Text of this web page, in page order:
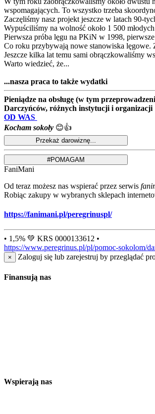
wspomagających. To wszystko trzeba
Zaczęliśmy nasz projekt jeszcze w latach 90-
Wypuściliśmy na wolność około 1 500
Pierwsza próba lęgu na PKiN w 1998,
Co roku przybywają nowe stanowiska lęgowe.
Jeszcze kilka lat temu sami obrączkowaliśmy
Warto wiedzieć, że...
...nasza praca to także wydatki
Pieniądze na obsługę (w tym
Darczyńców, różnych instytucji i organizacji
OD WAS
Kocham sokoły 😊👍
FaniMani
Od teraz możesz nas wspierać przez serwis
Robiąc zakupy w wybranych sklepach
https://fanimani.pl/peregrinuspl/
• 1,5% 💚 KRS 0000133612 •
https://www.peregrinus.pl/pl/pomoc-sokolom/
× Zaloguj się lub zarejestruj by przeglądać
Finansują nas
Wspierają nas